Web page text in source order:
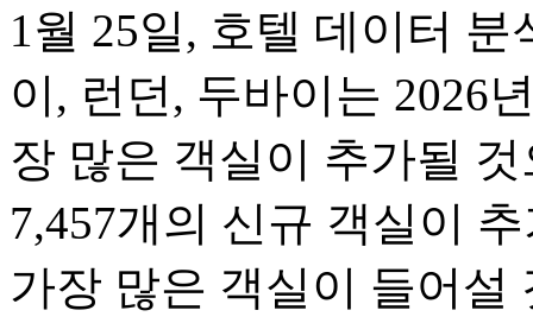
1월 25일, 호텔 데이터
이, 런던, 두바이는 2026
장 많은 객실이 추가될
7,457개의 신규 객실이
가장 많은 객실이 들어설